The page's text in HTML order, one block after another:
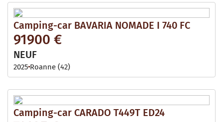
Camping-car BAVARIA NOMADE I 740 FC
91900 €
NEUF
2025 Roanne (42)
Camping-car CARADO T449T ED24